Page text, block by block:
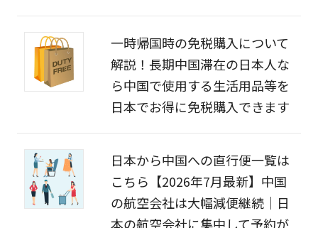
一時帰国時の免税購入について
解説！長期中国滞在の日本人な
ら中国で使用する生活用品等を
日本でお得に免税購入できます
日本から中国への直行便一覧は
こちら【2026年7月最新】中国
の航空会社は大幅減便継続｜日
本の航空会社に集中して予約が